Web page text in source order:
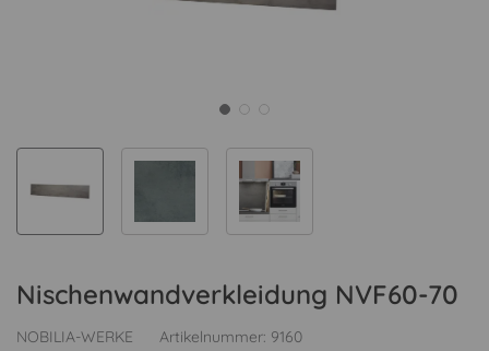
Nischenwandverkleidung NVF60-70
NOBILIA-WERKE Artikelnummer: 9160